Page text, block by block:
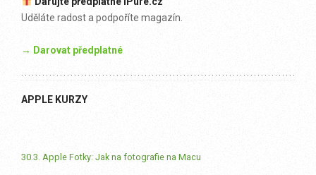
Uděláte radost a podpoříte magazín.
→ Darovat předplatné
APPLE KURZY
30.3. Apple Fotky: Jak na fotografie na Macu